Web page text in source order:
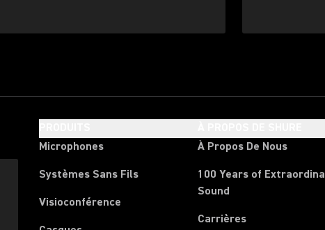
Microphones
Systèmes Sans Fils
Visioconférence
À Propos De Nous
100 Years of
Sound
Carrières